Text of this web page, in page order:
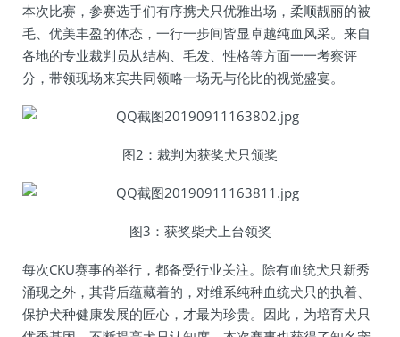
本次比赛，参赛选手们有序携犬只优雅出场，柔顺靓丽的被
毛、优美丰盈的体态，一行一步间皆显卓越纯血风采。来自
各地的专业裁判员从结构、毛发、性格等方面一一考察评
分，带领现场来宾共同领略一场无与伦比的视觉盛宴。
图2：裁判为获奖犬只颁奖
图3：获奖柴犬上台领奖
每次CKU赛事的举行，都备受行业关注。除有血统犬只新秀
涌现之外，其背后蕴藏着的，对维系纯种血统犬只的执着、
保护犬种健康发展的匠心，才最为珍贵。因此，为培育犬只